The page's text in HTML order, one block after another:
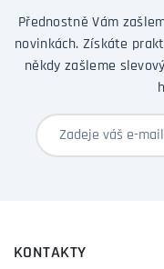
Přednostně Vám
novinkách. Získáte
někdy zašleme
KONTAKTY